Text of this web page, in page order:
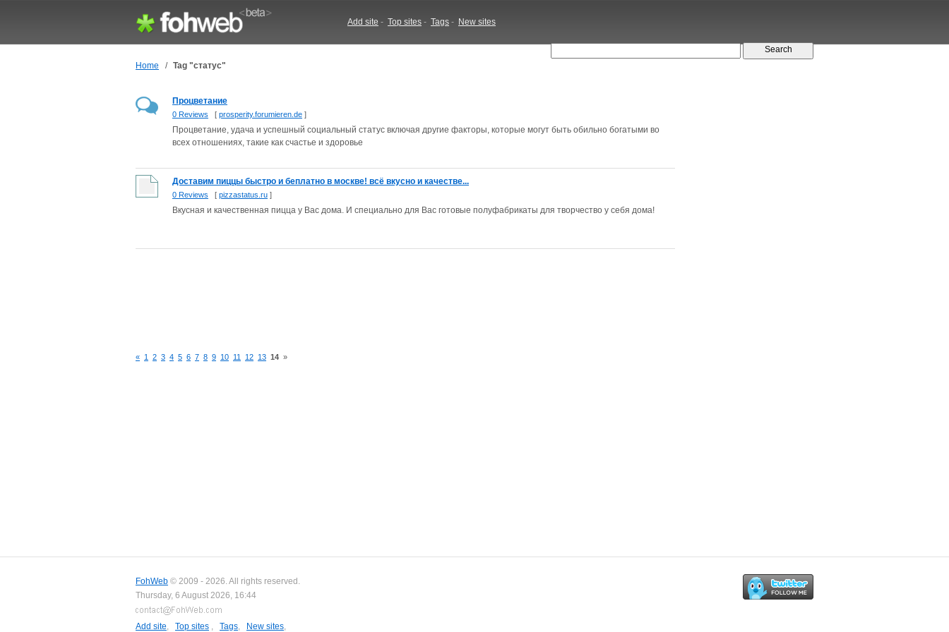
Add site - Top sites - Tags - New sites
Home / Tag "статус"
Процветание
0 Reviews [ prosperity.forumieren.de ]
Процветание, удача и успешный социальный статус включая другие факторы, которые могут быть обильно богатыми во
всех отношениях, такие как счастье и здоровье
Доставим пиццы быстро и беплатно в москве! всё вкусно и качестве...
0 Reviews [ pizzastatus.ru ]
Вкусная и качественная пицца у Вас дома. И специально для Вас готовые полуфабрикаты для творчество у себя дома!
« 1 2 3 4 5 6 7 8 9 10 11 12 13 14 »
FohWeb © 2009 - 2026. All rights reserved.
Thursday, 6 August 2026, 16:44
Add site, Top sites , Tags, New sites,